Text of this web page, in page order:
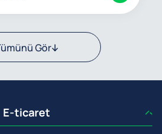
Gör
E-ticaret